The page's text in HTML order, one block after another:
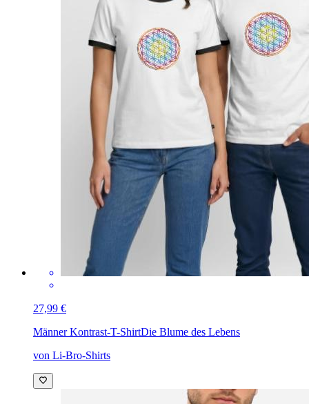
27,99 €
Männer Kontrast-T-ShirtDie Blume des Lebens
von Li-Bro-Shirts